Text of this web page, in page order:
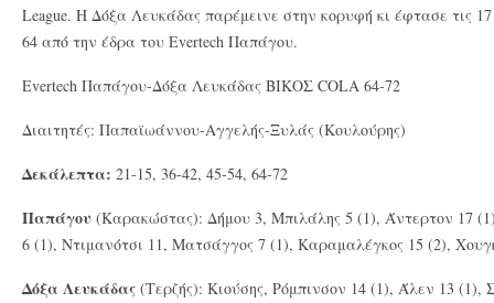
League. Η Δόξα Λευκάδας παρέμεινε στην κορυφή κι έφτασε τις
64 από την έδρα του Evertech Παπάγου.
Evertech Παπάγου-Δόξα Λευκάδας ΒΙΚΟΣ COLA 64-72
Διαιτητές: Παπαϊωάννου-Αγγελής-Ξυλάς (Κουλούρης)
Δεκάλεπτα: 21-15, 36-42, 45-54, 64-72
Παπάγου (Καρακώστας): Δήμου 3, Μπιλάλης 5 (1), Άντερτον 17
6 (1), Ντιμανότσι 11, Ματσάγγος 7 (1), Καραμαλέγκος 15 (2),
Δόξα Λευκάδας (Τερζής): Κιούσης, Ρόμπινσον 14 (1), Άλεν 13 (1),